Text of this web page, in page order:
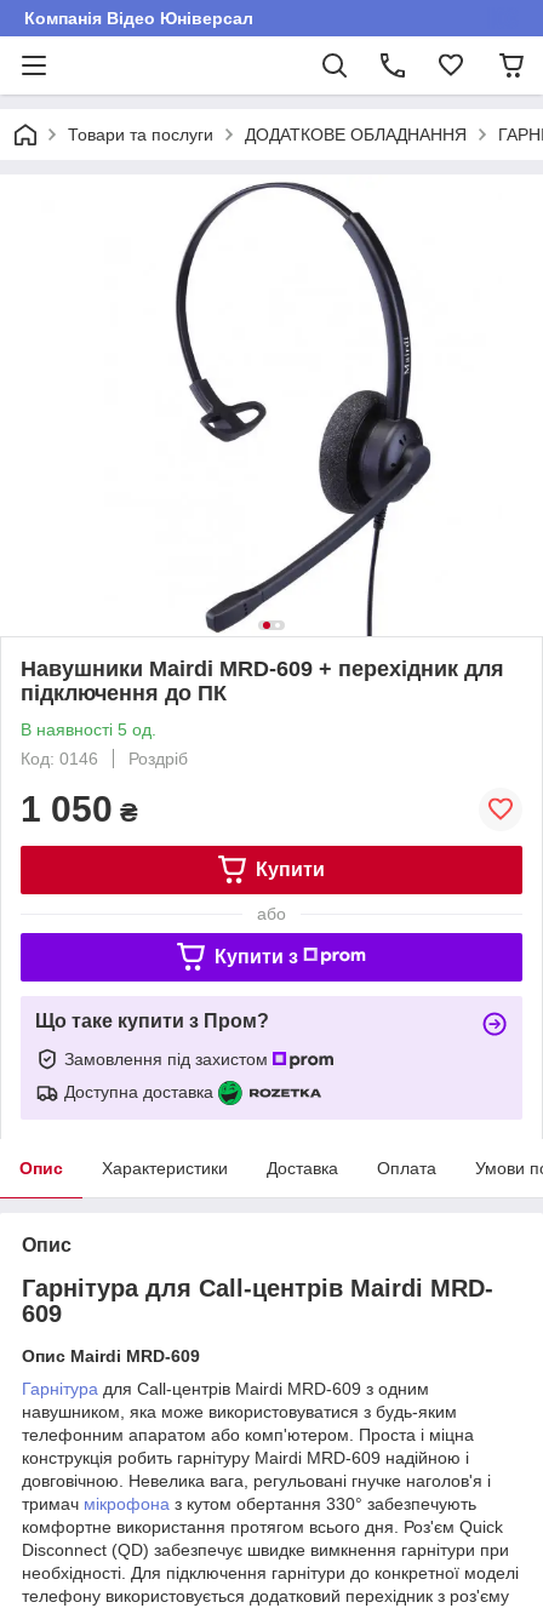
Компанія Відео Юніверсал
Товари та послуги ДОДАТКОВЕ ОБЛАДНАННЯ
Навушники Mairdi MRD-609 + перехідник для
підключення до ПК
В наявності 5 од.
Код: 0146
Роздріб
1 050 ₴
Купити
або
Купити з
Що таке купити з Пром?
Замовлення під захистом
Доступна доставка
Опис Характеристики Доставка Оплата Умови
Опис
Гарнітура для Call-центрів Mairdi MRD-
609
Опис Mairdi MRD-609
Гарнітура для Call-центрів Mairdi MRD-609 з одним
навушником, яка може використовуватися з будь-яким
телефонним апаратом або комп'ютером. Проста і міцна
конструкція робить гарнітуру Mairdi MRD-609 надійною і
довговічною. Невелика вага, регульовані гнучке наголов'я і
тримач мікрофона з кутом обертання 330° забезпечують
комфортне використання протягом всього дня. Роз'єм Quick
Disconnect (QD) забезпечує швидке вимкнення гарнітури при
необхідності. Для підключення гарнітури до конкретної моделі
телефону використовується додатковий перехідник з роз'єму